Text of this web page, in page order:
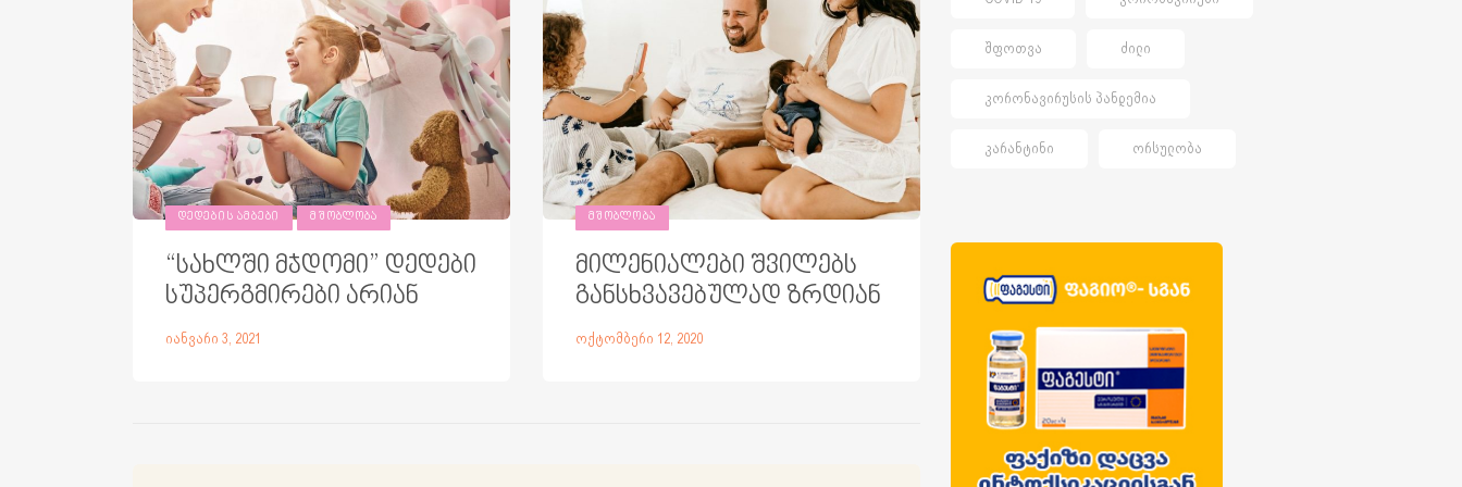
ᲓᲔᲓᲔᲑᲘᲡ ᲐᲛᲑᲔᲑᲘ ᲛᲨᲝᲑᲚᲝᲑᲐ
“სახლში მჯდომი” დედები
სუპერგმირები არიან
იანვარი 3, 2021
ᲛᲨᲝᲑᲚᲝᲑᲐ
მილენიალები შვილებს
განსხვავებულად ზრდიან
ოქტომბერი 12, 2020
ᲨᲤᲝᲗᲕᲐ ᲫᲘᲚᲘ
ᲙᲝᲠᲝᲜᲐᲕᲘᲠᲣᲡᲘᲡ ᲞᲐᲜᲓᲔᲛᲘᲐ
ᲙᲐᲠᲐᲜᲢᲘᲜᲘ ᲝᲠᲡᲣᲚᲝᲑᲐ